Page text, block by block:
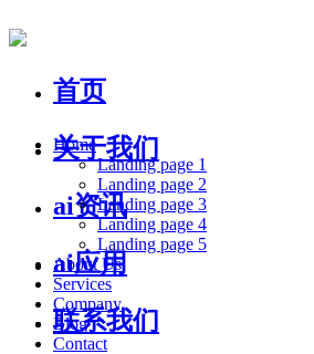
首页
关于我们
ai资讯
ai应用
联系我们
Home
Landing page 1
Landing page 2
Landing page 3
Landing page 4
Landing page 5
About Us
Services
Company
Blog
Contact